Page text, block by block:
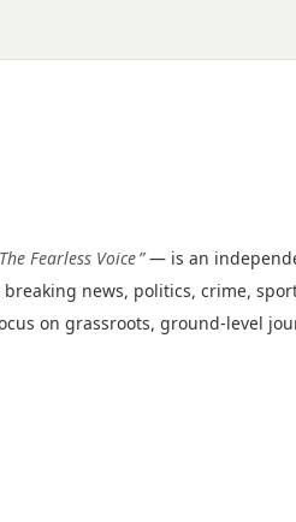
Fearless Voice”— is an
news, politics, crime,
on grassroots, ground-level